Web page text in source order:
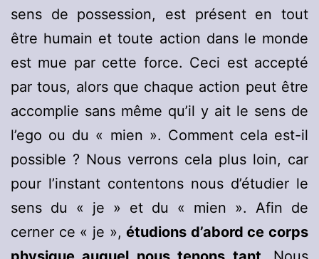
sens de possession, est présent en tout
être humain et toute action dans le monde
est mue par cette force. Ceci est accepté
par tous, alors que chaque action peut être
accomplie sans même qu’il y ait le sens de
l’ego ou du « mien ». Comment cela est-il
possible ? Nous verrons cela plus loin, car
pour l’instant contentons nous d’étudier le
sens du « je » et du « mien ». Afin de
cerner ce « je »,étudions d’abord ce corps